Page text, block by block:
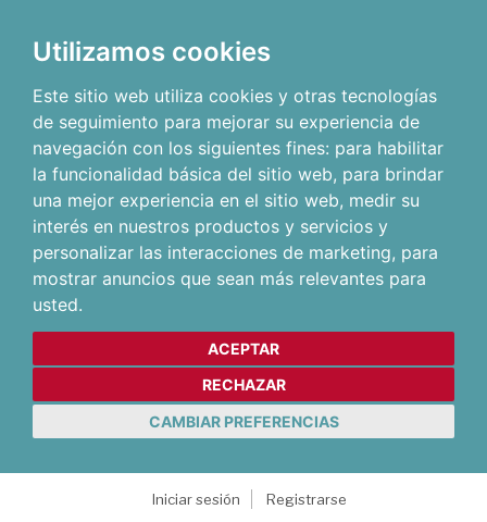
Utilizamos cookies
Este sitio web utiliza cookies y otras tecnologías
de seguimiento para mejorar su experiencia de
navegación con los siguientes fines: para habilitar
la funcionalidad básica del sitio web, para brindar
una mejor experiencia en el sitio web, medir su
interés en nuestros productos y servicios y
personalizar las interacciones de marketing, para
mostrar anuncios que sean más relevantes para
usted.
ACEPTAR
RECHAZAR
CAMBIAR PREFERENCIAS
Iniciar sesión
Registrarse